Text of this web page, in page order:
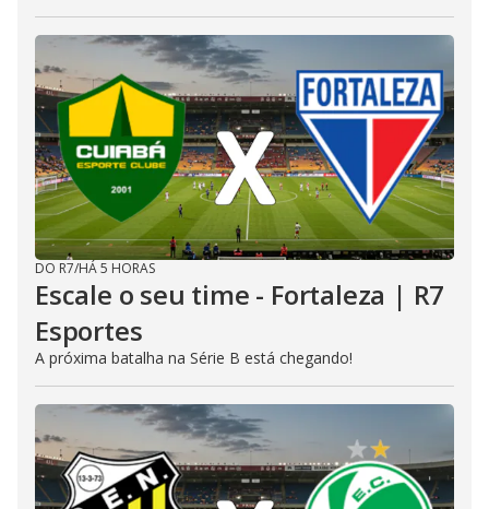
DO R7/HÁ 5 HORAS
Escale o seu time - Fortaleza | R7
Esportes
A próxima batalha na Série B está chegando!